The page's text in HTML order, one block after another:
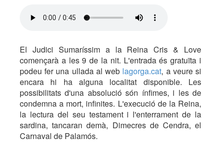
El Judici Sumaríssim a la Reina Cris & Love
començarà a les 9 de la nit. L'entrada és gratuïta i
podeu fer una ullada al web lagorga.cat, a veure si
encara hi ha alguna localitat disponible. Les
possibilitats d'una absolució són ínfimes, i les de
condemna a mort, infinites. L'execució de la Reina,
la lectura del seu testament i l'enterrament de la
sardina, tancaran demà, Dimecres de Cendra, el
Carnaval de Palamós.